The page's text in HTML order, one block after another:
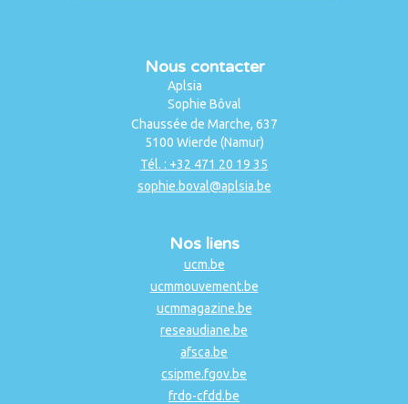
Nous contacter
Aplsia
Sophie Bôval
Chaussée de Marche, 637
5100 Wierde (Namur)
Tél. : +32 471 20 19 35
sophie.boval@aplsia.be
Nos liens
ucm.be
ucmmouvement.be
ucmmagazine.be
reseaudiane.be
afsca.be
csipme.fgov.be
frdo-cfdd.be